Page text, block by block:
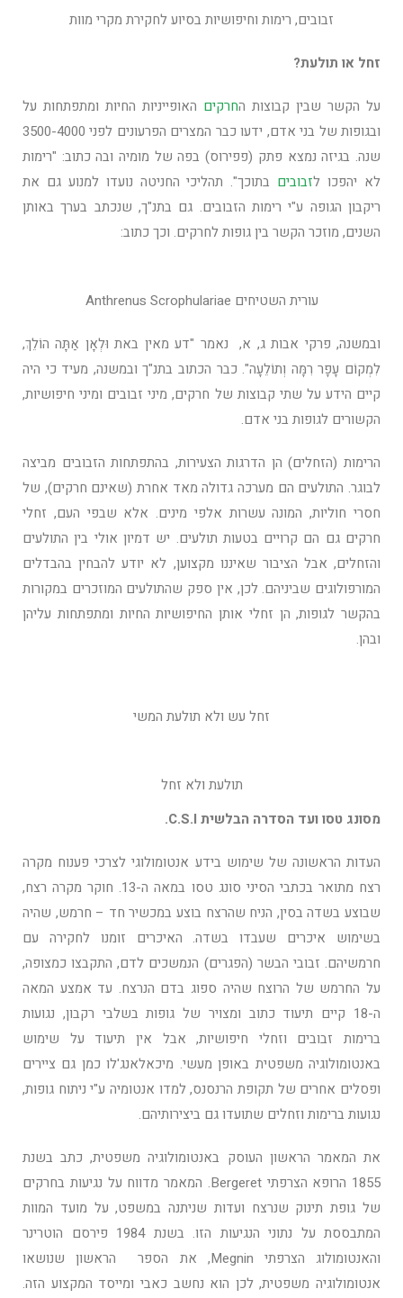
זבובים, רימות וחיפושיות בסיוע לחקירת מקרי מוות
זחל או תולעת?
על הקשר שבין קבוצות החרקים האופייניות החיות ומתפתחות על
ובגופות של בני אדם, ידעו כבר המצרים הפרעונים לפני 3500-4000
שנה. בגיזה נמצא פתק (פפירוס) בפה של מומיה ובה כתוב: "רימות
לא יהפכו לזבובים בתוכך". תהליכי החניטה נועדו למנוע גם את
ריקבון הגופה ע"י רימות הזבובים. גם בתנ"ך, שנכתב בערך באותן
השנים, מוזכר הקשר בין גופות לחרקים. וכך כתוב:
עורית השטיחים Anthrenus Scrophulariae
ובמשנה, פרקי אבות ג, א, נאמר "דע מאין באת וּלְאָן אַתָּה הוֹלֵךְ,
לִמְקוֹם עָפָר רִמָּה וְתוֹלֵעָה". כבר הכתוב בתנ"ך ובמשנה, מעיד כי היה
קיים הידע על שתי קבוצות של חרקים, מיני זבובים ומיני חיפושיות,
הקשורים לגופות בני אדם.
הרימות (הזחלים) הן הדרגות הצעירות, בהתפתחות הזבובים מביצה
לבוגר. התולעים הם מערכה גדולה מאד אחרת (שאינם חרקים), של
חסרי חוליות, המונה עשרות אלפי מינים. אלא שבפי העם, זחלי
חרקים גם הם קרויים בטעות תולעים. יש דמיון אולי בין התולעים
והזחלים, אבל הציבור שאיננו מקצוען, לא יודע להבחין בהבדלים
המורפולוגים שביניהם. לכן, אין ספק שהתולעים המוזכרים במקורות
בהקשר לגופות, הן זחלי אותן החיפושיות החיות ומתפתחות עליהן
ובהן.
זחל עש ולא תולעת המשי
תולעת ולא זחל
מסונג טסו ועד הסדרה הבלשית C.S.I
.
העדות הראשונה של שימוש בידע אנטומולוגי לצרכי פענוח מקרה
רצח מתואר בכתבי הסיני סונג טסו במאה ה-13. חוקר מקרה רצח,
שבוצע בשדה בסין, הניח שהרצח בוצע במכשיר חד – חרמש, שהיה
בשימוש איכרים שעבדו בשדה. האיכרים זומנו לחקירה עם
חרמשיהם. זבובי הבשר (הפגרים) הנמשכים לדם, התקבצו כמצופה,
על החרמש של הרוצח שהיה ספוג בדם הנרצח. עד אמצע המאה
ה-18 קיים תיעוד כתוב ומצויר של גופות בשלבי רקבון, נגועות
ברימות זבובים וזחלי חיפושיות, אבל אין תיעוד על שימוש
באנטומולוגיה משפטית באופן מעשי. מיכאלאנג'לו כמן גם ציירים
ופסלים אחרים של תקופת הרנסנס, למדו אנטומיה ע"י ניתוח גופות,
נגועות ברימות וזחלים שתועדו גם ביצירותיהם.
את המאמר הראשון העוסק באנטומולוגיה משפטית, כתב בשנת
1855 הרופא הצרפתי Bergeret. המאמר מדווח על נגיעות בחרקים
של גופת תינוק שנרצח ועדות שניתנה במשפט, על מועד המוות
המתבססת על נתוני הנגיעות הזו. בשנת 1984 פירסם הוטרינר
והאנטומולוג הצרפתי Megnin, את הספר הראשון שנושאו
אנטומולוגיה משפטית, לכן הוא נחשב כאבי ומייסד המקצוע הזה.